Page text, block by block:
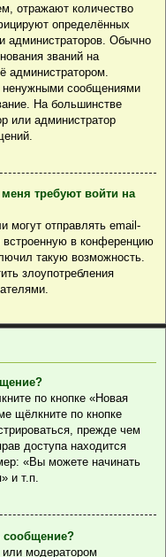
отражают количество
определённых
администраторов. Обычно
званий на
администратором.
ненужными сообщениями
На большинстве
или администратор
требуют войти на
могут отправлять email-
встроенную в конференцию
такую возможность.
злоупотребления
по кнопке «Новая
щёлкните по кнопке
прежде чем
доступа находится
«Вы можете начинать
и т.п.
сообщение?
модератором